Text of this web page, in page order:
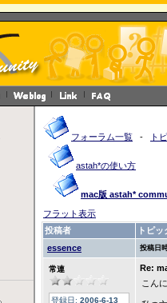
フォーラム一覧 - ト
astah*の使い方
mac版 astah*
フラット表示
投稿者
トピッ
essence
投稿日
常連
登録日: 2006-6-13
Re:
こん